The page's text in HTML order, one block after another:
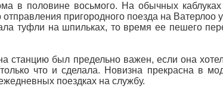
в половине восьмого. На обычных
пригородного поезда на Ватерлоо
туфли на шпильках, то время ее пешего
станцию был предельно важен, если она
что и сделала. Новизна прекрасна в
поездках на службу.